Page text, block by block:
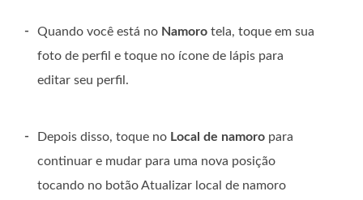
- Quando você está no Namoro tela, toque em sua
foto de perfil e toque no ícone de lápis para
editar seu perfil.
- Depois disso, toque no Local de namoro para
continuar e mudar para uma nova posição
tocando no botãoAtualizar local de namoro